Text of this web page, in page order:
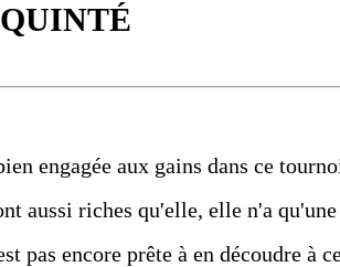
engagée aux gains dans ce
aussi riches qu'elle, elle n'a
pas encore prête à en découdre à